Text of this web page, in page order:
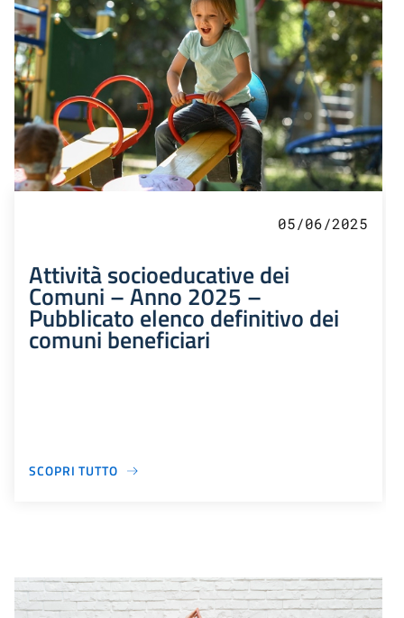
05/06/2025
Attività socioeducative dei
Comuni – Anno 2025 –
Pubblicato elenco definitivo dei
comuni beneficiari
SCOPRI TUTTO